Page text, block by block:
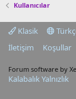
Kullanıcılar
Klasik
İletişim
Koşullar
Forum software by
Kalabalık Yalnızlık